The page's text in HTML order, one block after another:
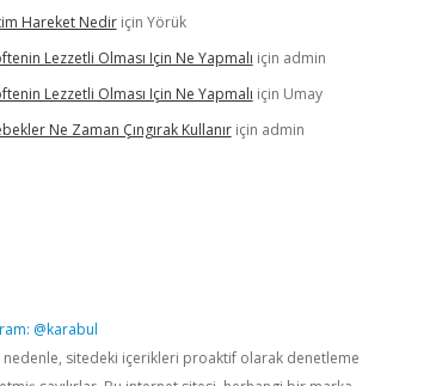
Hareket Nediriçin Yörük
Lezzetli Olması Için Ne Yapmalı için admin
Lezzetli Olması Için Ne Yapmalı için Umay
Ne Zaman Çıngırak Kullanıriçin admin
@karabul
nedenle, sitedeki içerikleri proaktif olarak denetleme